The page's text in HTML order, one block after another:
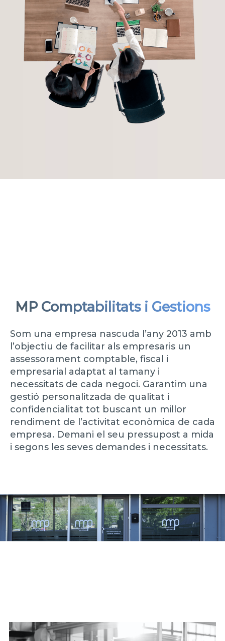
MP Comptabilitats i Gestions
Som una empresa nascuda l’any 2013 amb
l’objectiu de facilitar als empresaris un
assessorament comptable, fiscal i
empresarial adaptat al tamany i
necessitats de cada negoci. Garantim una
gestió personalitzada de qualitat i
confidencialitat tot buscant un millor
rendiment de l’activitat econòmica de cada
empresa. Demani el seu pressupost a mida
i segons les seves demandes i necessitats.